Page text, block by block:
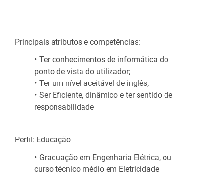
Principais atributos e competências:
Ter conhecimentos de informática do
ponto de vista do utilizador;
Ter um nível aceitável de inglês;
Ser Eficiente, dinâmico e ter sentido de
responsabilidade
Perfil: Educação
Graduação em Engenharia Elétrica, ou
curso técnico médio em Eletricidade